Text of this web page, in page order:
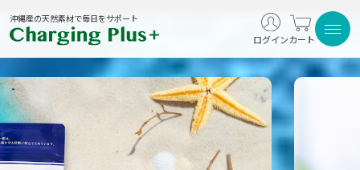
沖縄産の天然素材で毎日をサポート
ログインカート